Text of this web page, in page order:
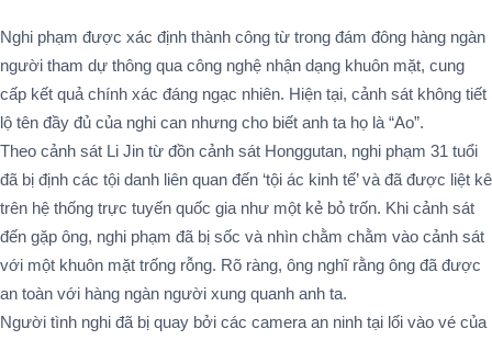
Nghi phạm được xác định thành công từ trong đám đông hàng ngàn
người tham dự thông qua công nghệ nhận dạng khuôn mặt, cung
cấp kết quả chính xác đáng ngạc nhiên. Hiện tại, cảnh sát không tiết
lộ tên đầy đủ của nghi can nhưng cho biết anh ta họ là “Ao”.
Theo cảnh sát Li Jin từ đồn cảnh sát Honggutan, nghi phạm 31 tuổi
đã bị định các tội danh liên quan đến ‘tội ác kinh tế’ và đã được liệt kê
trên hệ thống trực tuyến quốc gia như một kẻ bỏ trốn. Khi cảnh sát
đến gặp ông, nghi phạm đã bị sốc và nhìn chằm chằm vào cảnh sát
với một khuôn mặt trống rỗng. Rõ ràng, ông nghĩ rằng ông đã được
an toàn với hàng ngàn người xung quanh anh ta.
Người tình nghi đã bị quay bởi các camera an ninh tại lối vào vé của